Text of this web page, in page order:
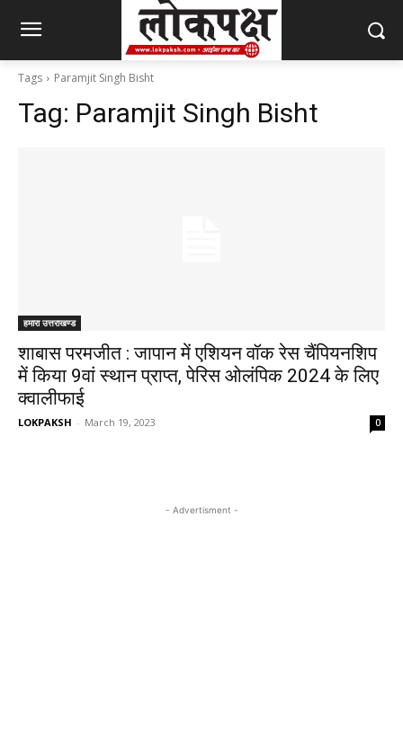
Tags Paramjit Singh Bisht
Tag: Paramjit Singh Bisht
हमारा उत्तराखण्ड
शाबास परमजीत : जापान में एशियन वॉक रेस चैंपियनशिप
में किया 9वां स्थान प्राप्त, पेरिस ओलंपिक 2024 के लिए
क्वालीफाई
LOKPAKSH - March 19, 2023 0
- Advertisment -